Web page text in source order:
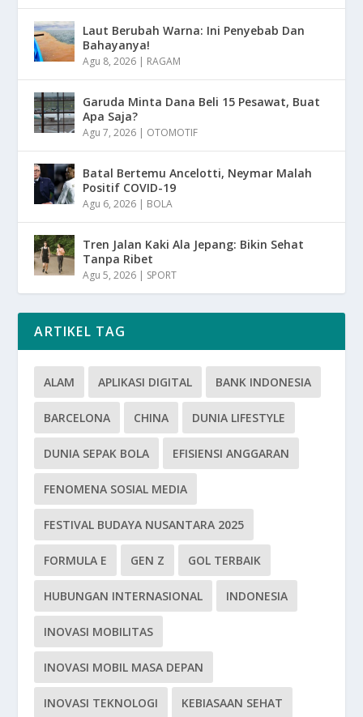
Laut Berubah Warna: Ini Penyebab Dan
Bahayanya!
Agu 8, 2026 | RAGAM
Garuda Minta Dana Beli 15 Pesawat, Buat
Apa Saja?
Agu 7, 2026 | OTOMOTIF
Batal Bertemu Ancelotti, Neymar Malah
Positif COVID-19
Agu 6, 2026 | BOLA
Tren Jalan Kaki Ala Jepang: Bikin Sehat
Tanpa Ribet
Agu 5, 2026 | SPORT
ARTIKEL TAG
ALAM APLIKASI DIGITAL BANK INDONESIA
BARCELONA CHINA DUNIA LIFESTYLE
DUNIA SEPAK BOLA EFISIENSI ANGGARAN
FENOMENA SOSIAL MEDIA
FESTIVAL BUDAYA NUSANTARA 2025
FORMULA E GEN Z GOL TERBAIK
HUBUNGAN INTERNASIONAL INDONESIA
INOVASI MOBILITAS
INOVASI MOBIL MASA DEPAN
INOVASI TEKNOLOGI KEBIASAAN SEHAT